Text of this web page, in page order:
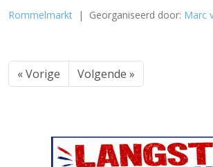
Rommelmarkt | Georganiseerd door: Marc
« Vorige Volgende »